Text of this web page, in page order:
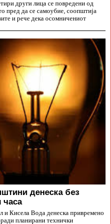
други лица се повредени од
пред да се самоубие, соопштија
и рече дека осомничениот
денеска без
часа
и Кисела Вода денеска привремено
планирани технички